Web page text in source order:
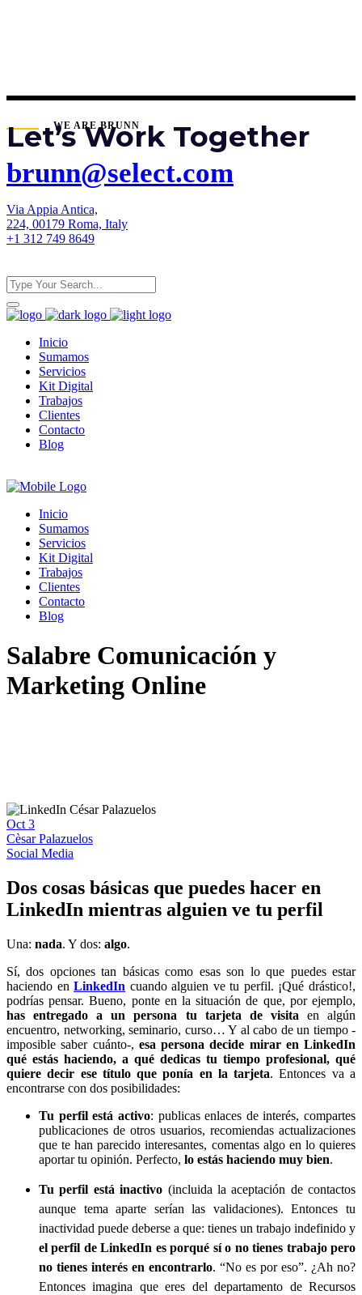
WE ARE BRUNN
Let’s Work Together
brunn@select.com
Via Appia Antica,
224, 00179 Roma, Italy
+1 312 749 8649
Inicio
Sumamos
Servicios
Kit Digital
Trabajos
Clientes
Contacto
Blog
Inicio
Sumamos
Servicios
Kit Digital
Trabajos
Clientes
Contacto
Blog
Salabre Comunicación y
Marketing Online
Oct 3
Cèsar Palazuelos
Social Media
Dos cosas básicas que puedes hacer en
LinkedIn mientras alguien ve tu perfil
Una: nada. Y dos: algo.
Sí, dos opciones tan básicas como esas son lo que puedes estar
haciendo enLinkedIn cuando alguien ve tu perfil. ¡Qué drástico!,
podrías pensar. Bueno, ponte en la situación de que, por ejemplo,
has entregado a un persona tu tarjeta de visita en algún
encuentro, networking, seminario, curso… Y al cabo de un tiempo -
imposible saber cuánto-, esa persona decide mirar en LinkedIn
qué estás haciendo, a qué dedicas tu tiempo profesional, qué
quiere decir ese título que ponía en la tarjeta. Entonces va a
encontrarse con dos posibilidades:
Tu perfil está activo: publicas enlaces de interés, compartes
publicaciones de otros usuarios, recomiendas actualizaciones
que te han parecido interesantes, comentas algo en lo quieres
aportar tu opinión. Perfecto, lo estás haciendo muy bien.
Tu perfil está inactivo (incluida la aceptación de contactos
aunque tema aparte serían las validaciones). Entonces tu
inactividad puede deberse a que: tienes un trabajo indefinido y
el perfil de LinkedIn es porqué sí o no tienes trabajo pero
no tienes interés en encontrarlo. “No es por eso”. ¿Ah no?
Entonces imagina que eres del departamento de Recursos